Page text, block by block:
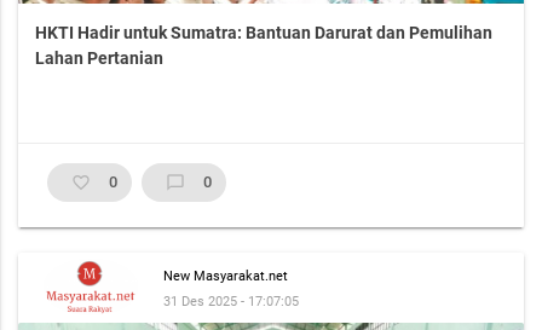
HKTI Hadir untuk Sumatra: Bantuan Darurat dan Pemulihan
Lahan Pertanian
favorite_border 0 chat_bubble_outline 0
New Masyarakat.net
31 Des 2025 - 17:07:05